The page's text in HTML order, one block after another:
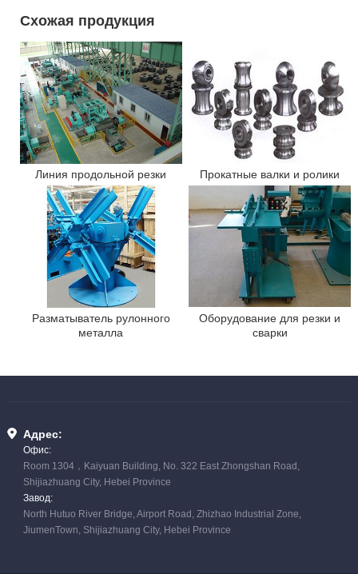
Схожая продукция
Линия продольной резки Прокатные валки и ролики
Разматыватель рулонного
металла
Оборудование для резки и
сварки
Адрес:
Офис:
Room 1304，Kaiyuan Building, No. 322 East Zhongshan Road,
Shijiazhuang City, Hebei Province
Завод:
North Hutuo River Bridge, Airport Road, Zhizhao Industrial Zone,
JiumenTown, Shijiazhuang City, Hebei Province